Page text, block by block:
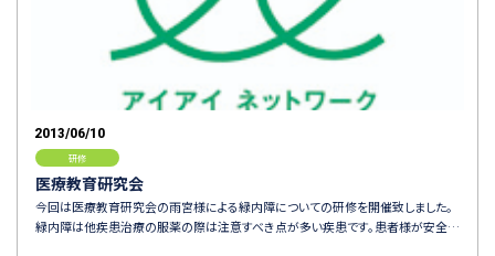
2013/06/10
研修
医療教育研究会
今回は医療教育研究会の雨宮様による緑内障についての研修を開催致しました。
緑内障は他疾患治療の服薬の際は注意すべき点が多い疾患です。患者様が安全…